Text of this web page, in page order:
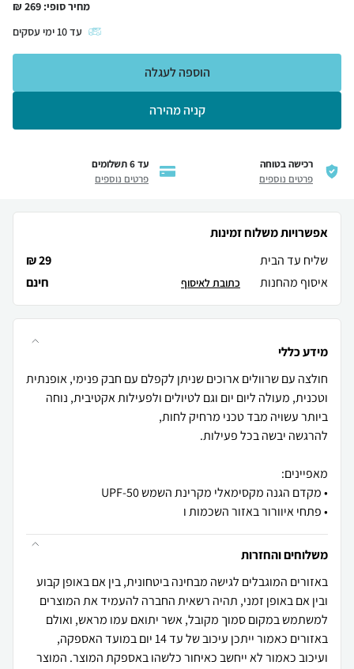
מחיר סופי: 269
₪
עד10 ימי עסקים
קניה מהירה
הוספה לעגלה
רכישה בטוחה
פרטים נוספים
עד 6 תשלומים
פרטים נוספים
אפשרויות משלוח זמינות
שליח עד הבית
29 ₪
איסוף מהחנות
חינם כתובת לאיסוף
מידע כללי
חולצה עם שרוולים ארוכים שניתן לקפלם עם חבק פנימי, אופנתית
וטכנית, מעולה ליום יום וגם לטיולים ולפעילות אקטיבית, נוחה
• פתחי איוורור באזור השכמות ו
משלוחים והחזרות
באזורים המוגבלים לגישה מבחינה ביטחונית, בין אם באופן קבוע
ובין אם באופן זמני, תהיה רשאית החברה להעמיד את המוצרים
למשתמש במקום סמוך מקובל, אשר יתואם עמו מראש, ואולם
באזורים כאמור ייתכן עיכוב של עד 14 יום במועד האספקה,
ועיכוב כאמור לא ייחשב כאיחור כלשהו באספקת המוצר. המוצר